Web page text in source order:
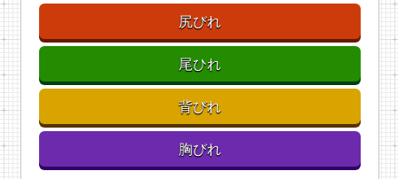
尻びれ
尾ひれ
背びれ
胸びれ